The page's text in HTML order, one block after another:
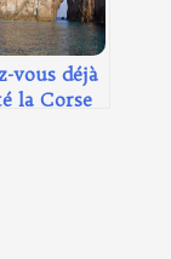
vous déjà
la Corse